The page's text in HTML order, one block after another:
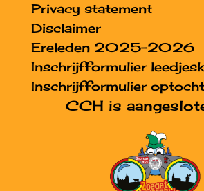
Privacy statement
Disclaimer
Ereleden 2025-2026
Inschrijfformulier
Inschrijfformulier
CCH is